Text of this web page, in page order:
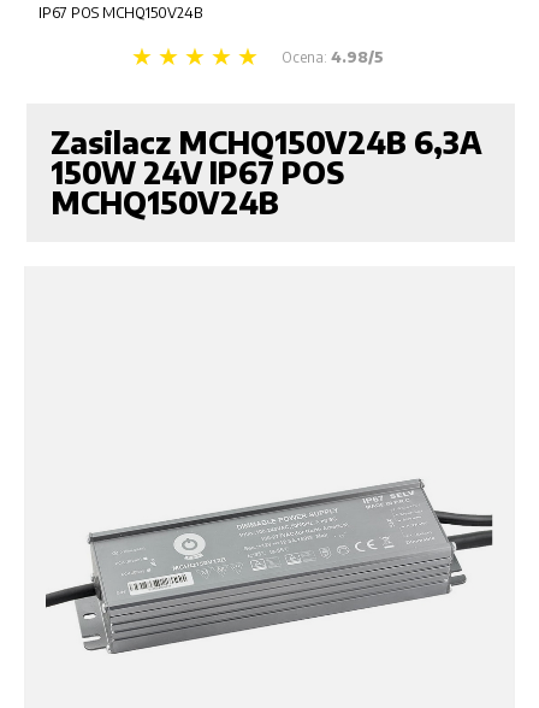
IP67 POS MCHQ150V24B
Ocena: 4.98/5
Zasilacz MCHQ150V24B 6,3A
150W 24V IP67 POS
MCHQ150V24B